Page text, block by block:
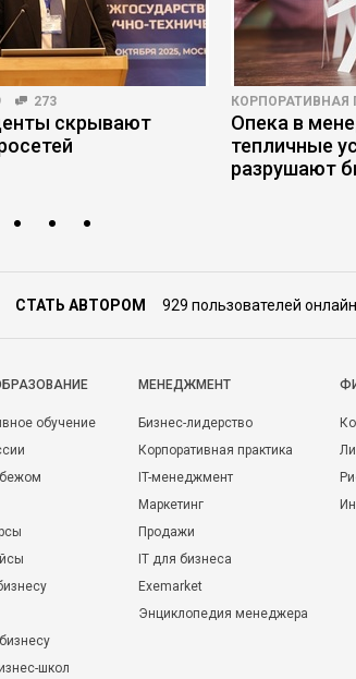
273
скрывают
КОРПОРАТИВНАЯ
Опека в
тепличные
разрушают
СТАТЬ АВТОРОМ 929 пользователей онлайн
обучение
школ
МЕНЕДЖМЕНТ
Бизнес-лидерство
Корпоративная практика
IT-менеджмент
Маркетинг
Продажи
IT для бизнеса
Exemarket
Энциклопедия менеджера